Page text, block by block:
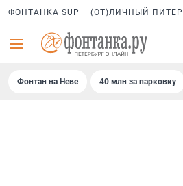
ФОНТАНКА SUP (ОТ)ЛИЧНЫЙ ПИТЕР
Фонтан на Неве 40 млн за парковку